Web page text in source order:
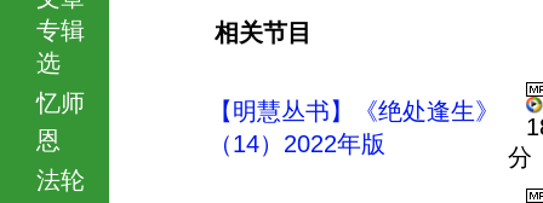
专辑
选
忆师
恩
法轮
相关节目
【明慧丛书】《绝处逢生》
（14）2022年版
分